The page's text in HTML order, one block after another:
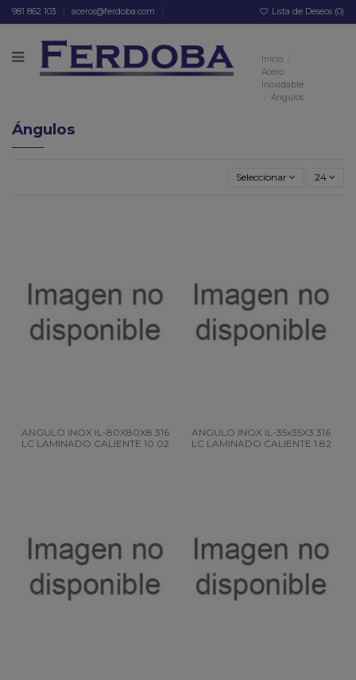
981 862 103 aceros@ferdoba.com Lista de Deseos (0)
Inicio
Acero
Inoxidable
Ángulos
Ángulos
Seleccionar 24
ANGULO INOX IL-80X80X8 316
LC LAMINADO CALIENTE 10.02
ANGULO INOX IL-35x35X3 316
LC LAMINADO CALIENTE 1.82